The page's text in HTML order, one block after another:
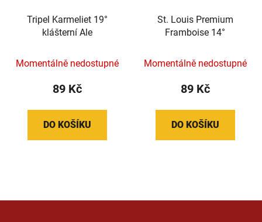
Tripel Karmeliet 19°
klášterní Ale
Momentálně nedostupné
89 Kč
DO KOŠÍKU
St. Louis Premium
Framboise 14°
Momentálně nedostupné
89 Kč
DO KOŠÍKU